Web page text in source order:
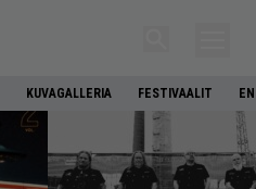
KUVAGALLERIA FESTIVAALIT